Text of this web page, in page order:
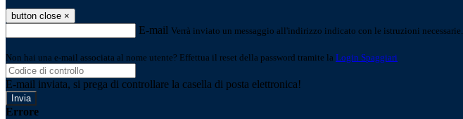
button close ×
E-mail Verrà inviato un messaggio all'indirizzo indicato con le istruzioni necessarie.
Non hai una e-mail associata al nome utente? Effettua il reset della password tramite la Login Spaggiari
E-mail inviata, si prega di controllare la casella di posta elettronica!
Errore